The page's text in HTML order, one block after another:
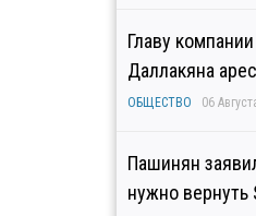
Главу
Даллакяна
ОБЩЕСТВО 06
Пашинян
нужно вернуть